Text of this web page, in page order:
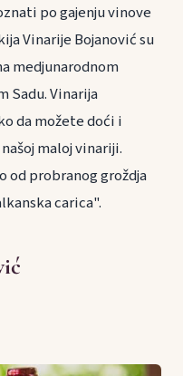
po gajenju vinove
Vinarije Bojanović su
medjunarodnom
Sadu. Vinarija
da možete doći i
maloj vinariji.
od probranog groždja
carica".